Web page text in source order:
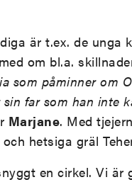
är t.ex. de unga
om bl.a.
som påminner om
far som han inte
Marjane. Med
hetsiga gräl
en cirkel. Vi är